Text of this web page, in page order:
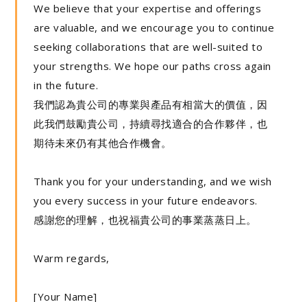
We believe that your expertise and offerings
are valuable, and we encourage you to continue
seeking collaborations that are well-suited to
your strengths. We hope our paths cross again
in the future.
我們認為貴公司的專業與產品有相當大的價值，因
此我們鼓勵貴公司，持續尋找適合的合作夥伴，也
期待未來仍有其他合作機會。
Thank you for your understanding, and we wish
you every success in your future endeavors.
感謝您的理解，也祝福貴公司的事業蒸蒸日上。
Warm regards,
[Your Name]